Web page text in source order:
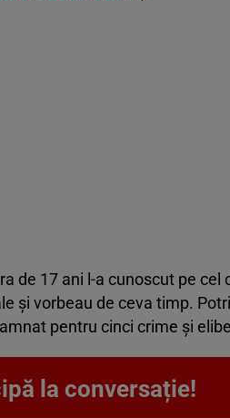
de 17 ani l-a cunoscut pe
și vorbeau de ceva timp.
pentru cinci crime și
la conversație!